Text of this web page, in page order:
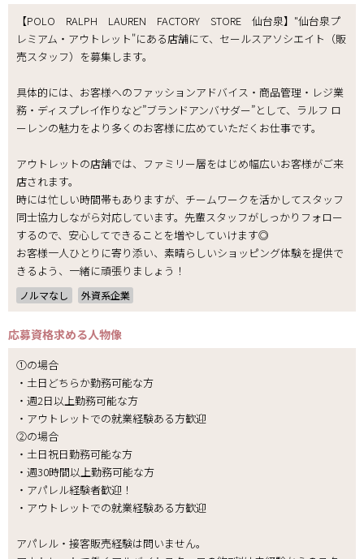
【POLO RALPH LAUREN FACTORY STORE 仙台泉】"仙台泉プ
レミアム・アウトレット"にある店舗にて、セールスアソシエイト（販
売スタッフ）を募集します。
具体的には、お客様へのファッションアドバイス・商品管理・レジ業
務・ディスプレイ作りなど”ブランドアンバサダー”として、ラルフ ロ
ーレンの魅力をより多くのお客様に広めていただくお仕事です。
アウトレットの店舗では、ファミリー層をはじめ幅広いお客様がご来
店されます。
時には忙しい時間帯もありますが、チームワークを活かしてスタッフ
同士協力しながら対応しています。先輩スタッフがしっかりフォロー
するので、安心してできることを増やしていけます◎
お客様一人ひとりに寄り添い、素晴らしいショッピング体験を提供で
きるよう、一緒に頑張りましょう！
ノルマなし 外資系企業
応募資格求める人物像
①の場合
・土日どちらか勤務可能な方
・週2日以上勤務可能な方
・アウトレットでの就業経験ある方歓迎
②の場合
・土日祝日勤務可能な方
・週30時間以上勤務可能な方
・アパレル経験者歓迎！
・アウトレットでの就業経験ある方歓迎
アパレル・接客販売経験は問いません。